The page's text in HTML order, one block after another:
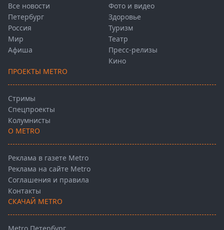
Все новости
Петербург
Россия
Мир
Афиша
Фото и видео
Здоровье
Туризм
Театр
Пресс-релизы
Кино
ПРОЕКТЫ METRO
Стримы
Спецпроекты
Колумнисты
О METRO
Реклама в газете Metro
Реклама на сайте Metro
Соглашения и правила
Контакты
СКАЧАЙ METRO
Metro Петербург